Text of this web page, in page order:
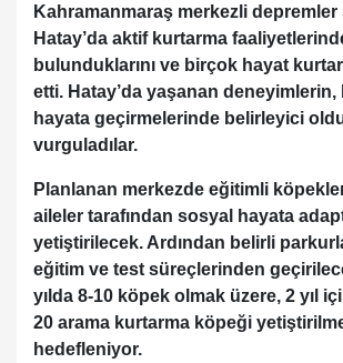
Kahramanmaraş merkezli depremler
Hatay’da aktif kurtarma
bulunduklarını ve birçok hayat
etti. Hatay’da yaşanan
hayata geçirmelerinde belirleyici
vurguladılar.
Planlanan merkezde eğitimli
aileler tarafından sosyal hayata
yetiştirilecek. Ardından belirli
eğitim ve test süreçlerinden
yılda 8-10 köpek olmak üzere, 2 yıl
20 arama kurtarma köpeği
hedefleniyor.